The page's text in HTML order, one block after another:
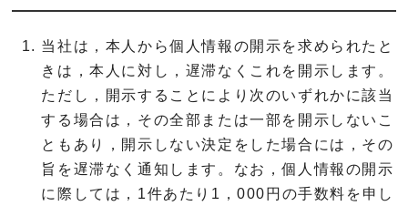
当社は，本人から個人情報の開示を求められたと
きは，本人に対し，遅滞なくこれを開示します。
ただし，開示することにより次のいずれかに該当
する場合は，その全部または一部を開示しないこ
ともあり，開示しない決定をした場合には，その
旨を遅滞なく通知します。なお，個人情報の開示
に際しては，1件あたり1，000円の手数料を申し